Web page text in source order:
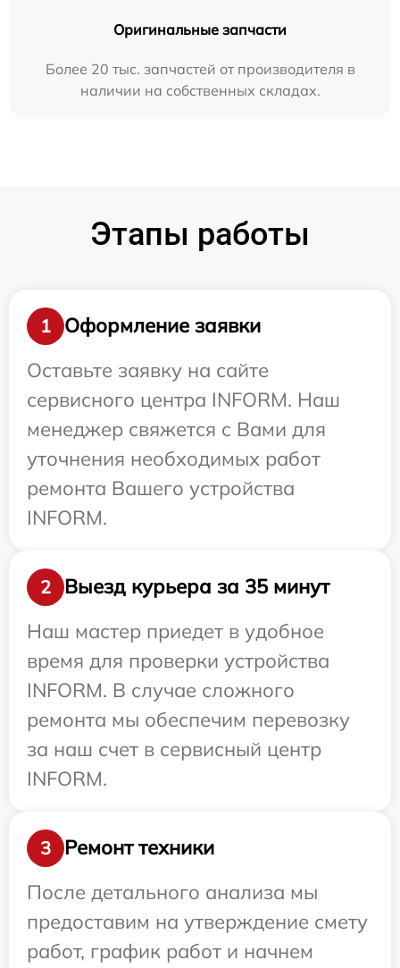
Оригинальные запчасти
Более 20 тыс. запчастей от производителя в
наличии на собственных складах.
Этапы работы
1
Оформление заявки
Оставьте заявку на сайте
сервисного центра INFORM. Наш
менеджер свяжется с Вами для
уточнения необходимых работ
ремонта Вашего устройства
INFORM.
2
Выезд курьера за 35 минут
Наш мастер приедет в удобное
время для проверки устройства
INFORM. В случае сложного
ремонта мы обеспечим перевозку
за наш счет в сервисный центр
INFORM.
3
Ремонт техники
После детального анализа мы
предоставим на утверждение смету
работ, график работ и начнем